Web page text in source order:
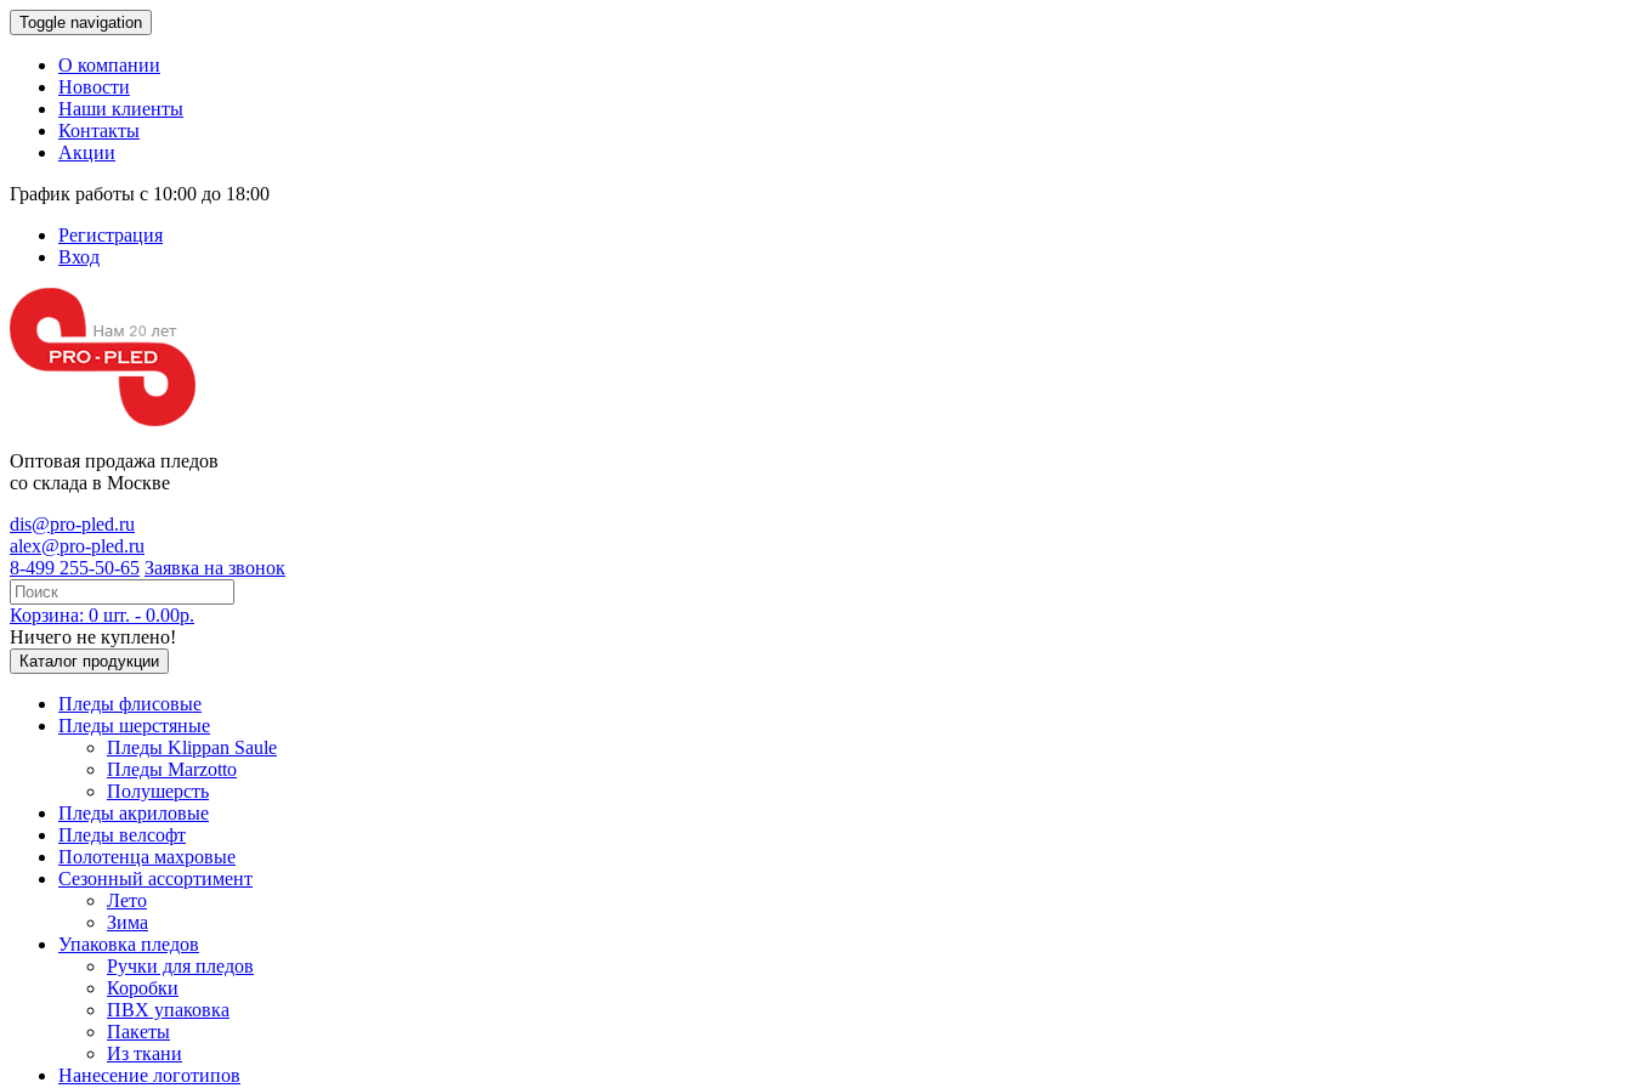
Toggle navigation
О компании
Новости
Наши клиенты
Контакты
Акции
График работы с 10:00 до 18:00
Регистрация
Вход
Оптовая продажа пледов
со склада в Москве
dis@pro-pled.ru
alex@pro-pled.ru
8-499 255-50-65 Заявка на звонок
Корзина: 0 шт. - 0.00р.
Ничего не куплено!
Каталог продукции
Пледы флисовые
Пледы шерстяные
Пледы Klippan Saule
Пледы Marzotto
Полушерсть
Пледы акриловые
Пледы велсофт
Полотенца махровые
Сезонный ассортимент
Лето
Зима
Упаковка пледов
Ручки для пледов
Коробки
ПВХ упаковка
Пакеты
Из ткани
Нанесение логотипов